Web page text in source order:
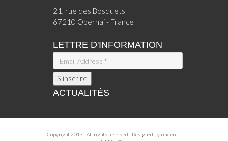
21, rue des Bosquets
67210 Obernai - France
LETTRE D'INFORMATION
ACTUALITÉS
Copyright 2017 - All rights reserved | Designed by nexteo